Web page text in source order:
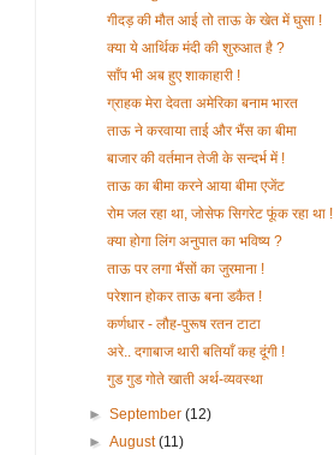
गीदड़ की मौत आई तो ताऊ के खेत में घुसा !
क्या ये आर्थिक मंदी की शुरुआत है ?
साँप भी अब हुए शाकाहारी !
ग्राहक मेरा देवता अमेरिका बनाम भारत
ताऊ ने करवाया ताई और भैंस का बीमा
बाजार की वर्तमान तेजी के सन्दर्भ में !
ताऊ का बीमा करने आया बीमा एजेंट
रोम जल रहा था, जोसेफ सिगरेट फूंक रहा था !
क्या होगा लिंग अनुपात का भविष्य ?
ताऊ पर लगा भैंसों का जुरमाना !
परेशान होकर ताऊ बना डकैत !
कर्णधार - लौह-पुरूष रतन टाटा
अरे.. दगाबाज थारी बतियाँ कह दूंगी !
गुड गुड गोते खाती अर्थ-व्यवस्था
►September(12)
►August(11)